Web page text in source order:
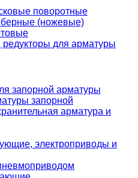
поворотные
(ножевые)
для арматуры
запорной арматуры
запорной
арматура и
электроприводы и